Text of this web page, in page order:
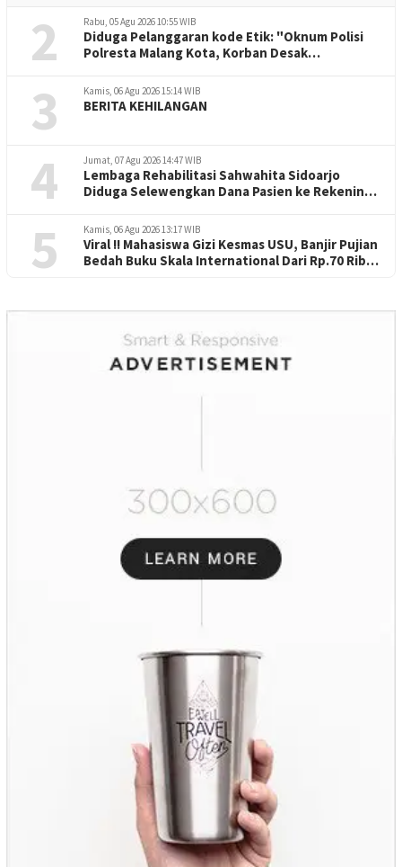
2 Rabu, 05 Agu 2026 10:55 WIB
Diduga Pelanggaran kode Etik: "Oknum Polisi
Polresta Malang Kota, Korban Desak
3 Kamis, 06 Agu 2026 15:14 WIB
BERITA KEHILANGAN
4 Jumat, 07 Agu 2026 14:47 WIB
Lembaga Rehabilitasi Sahwahita Sidoarjo
Diduga Selewengkan Dana Pasien ke Rekening
5 Kamis, 06 Agu 2026 13:17 WIB
Viral !! Mahasiswa Gizi Kesmas USU, Banjir Pujian
Bedah Buku Skala International Dari Rp.70 Ribu